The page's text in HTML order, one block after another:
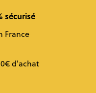
sécurisé
France
d'achat